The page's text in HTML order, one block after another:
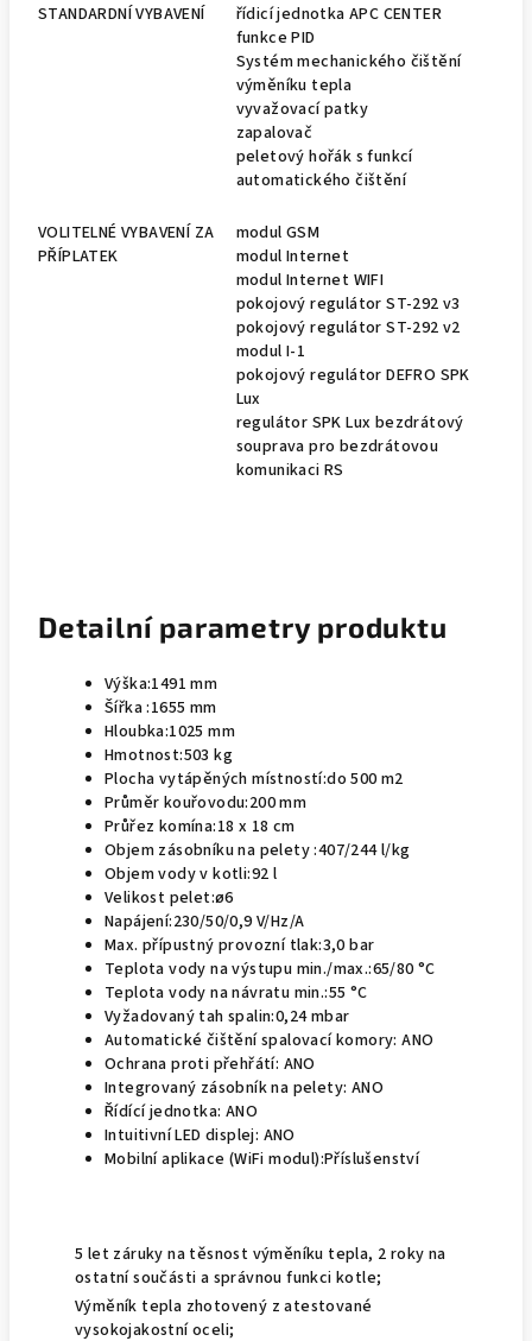
STANDARDNÍ VYBAVENÍ
řídicí jednotka APC CENTER
funkce PID
Systém mechanického čištění
výměníku tepla
vyvažovací patky
zapalovač
peletový hořák s funkcí
automatického čištění
VOLITELNÉ VYBAVENÍ ZA
PŘÍPLATEK
modul GSM
modul Internet
modul Internet WIFI
pokojový regulátor ST-292 v3
pokojový regulátor ST-292 v2
modul I-1
pokojový regulátor DEFRO SPK
Lux
regulátor SPK Lux bezdrátový
souprava pro bezdrátovou
komunikaci RS
Detailní parametry produktu
Výška:1491 mm
Šířka :1655 mm
Hloubka:1025 mm
Hmotnost:503 kg
Plocha vytápěných místností:do 500 m2
Průměr kouřovodu:200 mm
Průřez komína:18 x 18 cm
Objem zásobníku na pelety :407/244 l/kg
Objem vody v kotli:92 l
Velikost pelet:ø6
Napájení:230/50/0,9 V/Hz/A
Max. přípustný provozní tlak:3,0 bar
Teplota vody na výstupu min./max.:65/80 °C
Teplota vody na návratu min.:55 °C
Vyžadovaný tah spalin:0,24 mbar
Automatické čištění spalovací komory:ANO
Ochrana proti přehřátí: ANO
Integrovaný zásobník na pelety: ANO
Řídící jednotka: ANO
Intuitivní LED displej: ANO
Mobilní aplikace (WiFi modul):Příslušenství
5 let záruky na těsnost výměníku tepla, 2 roky na
ostatní součásti a správnou funkci kotle;
Výměník tepla zhotovený z atestované
vysokojakostní oceli;